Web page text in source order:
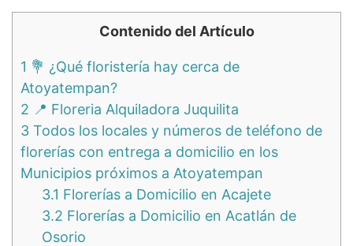
Contenido del Artículo
1 💐 ¿Qué floristería hay cerca de
Atoyatempan?
2 📍 Floreria Alquiladora Juquilita
3 Todos los locales y números de teléfono de
florerías con entrega a domicilio en los
Municipios próximos a Atoyatempan
3.1 Florerías a Domicilio en Acajete
3.2 Florerías a Domicilio en Acatlán de
Osorio